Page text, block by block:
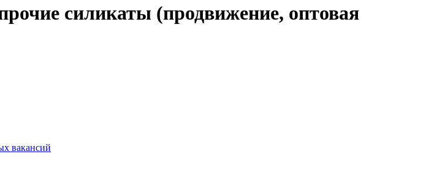
силикаты (продвижение, оптовая
вакансий